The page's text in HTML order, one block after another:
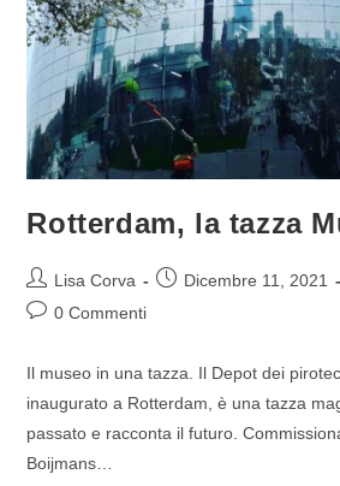
Rotterdam, la tazza
Lisa Corva Dicembre 11, 2021
0 Commenti
Il museo in una tazza. Il Depot dei
inaugurato a Rotterdam, è una tazza
passato e racconta il futuro.
Boijmans…